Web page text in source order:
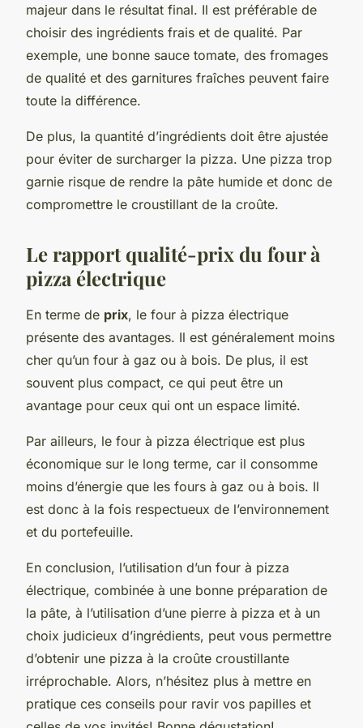
majeur dans le résultat final. Il est préférable de
choisir des ingrédients frais et de qualité. Par
exemple, une bonne sauce tomate, des fromages
de qualité et des garnitures fraîches peuvent faire
toute la différence.
De plus, la quantité d’ingrédients doit être ajustée
pour éviter de surcharger la pizza. Une pizza trop
garnie risque de rendre la pâte humide et donc de
compromettre le croustillant de la croûte.
Le rapport qualité-prix du four à
pizza électrique
En terme de prix, le four à pizza électrique
présente des avantages. Il est généralement moins
cher qu’un four à gaz ou à bois. De plus, il est
souvent plus compact, ce qui peut être un
avantage pour ceux qui ont un espace limité.
Par ailleurs, le four à pizza électrique est plus
économique sur le long terme, car il consomme
moins d’énergie que les fours à gaz ou à bois. Il
est donc à la fois respectueux de l’environnement
et du portefeuille.
En conclusion, l’utilisation d’un four à pizza
électrique, combinée à une bonne préparation de
la pâte, à l’utilisation d’une pierre à pizza et à un
choix judicieux d’ingrédients, peut vous permettre
d’obtenir une pizza à la croûte croustillante
irréprochable. Alors, n’hésitez plus à mettre en
pratique ces conseils pour ravir vos papilles et